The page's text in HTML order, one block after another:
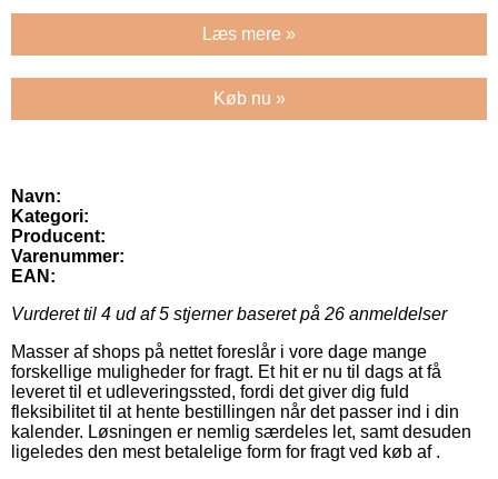
Læs mere »
Køb nu »
Navn:
Kategori:
Producent:
Varenummer:
EAN:
Vurderet til 4 ud af 5 stjerner baseret på 26 anmeldelser
Masser af shops på nettet foreslår i vore dage mange
forskellige muligheder for fragt. Et hit er nu til dags at få
leveret til et udleveringssted, fordi det giver dig fuld
fleksibilitet til at hente bestillingen når det passer ind i din
kalender. Løsningen er nemlig særdeles let, samt desuden
ligeledes den mest betalelige form for fragt ved køb af .